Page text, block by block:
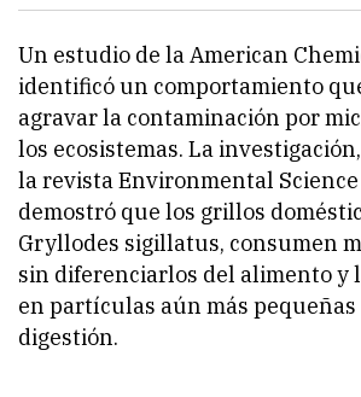
Un estudio de la American
identificó un comportamiento
agravar la contaminación por
los ecosistemas. La
la revista Environmental
demostró que los grillos
Gryllodes sigillatus, consumen
sin diferenciarlos del alimento y
en partículas aún más
digestión.